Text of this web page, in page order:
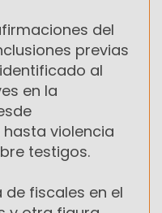
del
previas
al
en la
violencia
testigos.
de fiscales en el